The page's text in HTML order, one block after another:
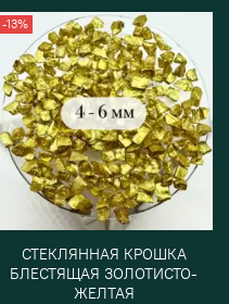
-13%
СТЕКЛЯННАЯ КРОШКА
БЛЕСТЯЩАЯ ЗОЛОТИСТО-
ЖЕЛТАЯ